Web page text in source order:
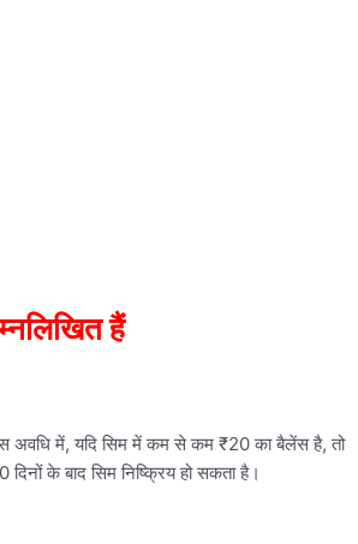
हैं
इस अवधि में, यदि सिम में कम से कम ₹20 का बैलेंस है, तो
के बाद सिम निष्क्रिय हो सकता है।